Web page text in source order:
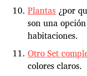
Plantas ¿por
son una
habitaciones.
Otro Set
colores claros.